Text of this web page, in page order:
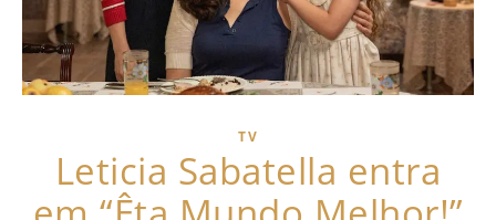
TV
Leticia Sabatella entra